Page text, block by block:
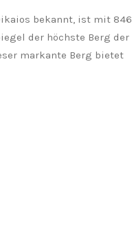
bekannt, ist mit 846
der höchste Berg der
markante Berg bietet